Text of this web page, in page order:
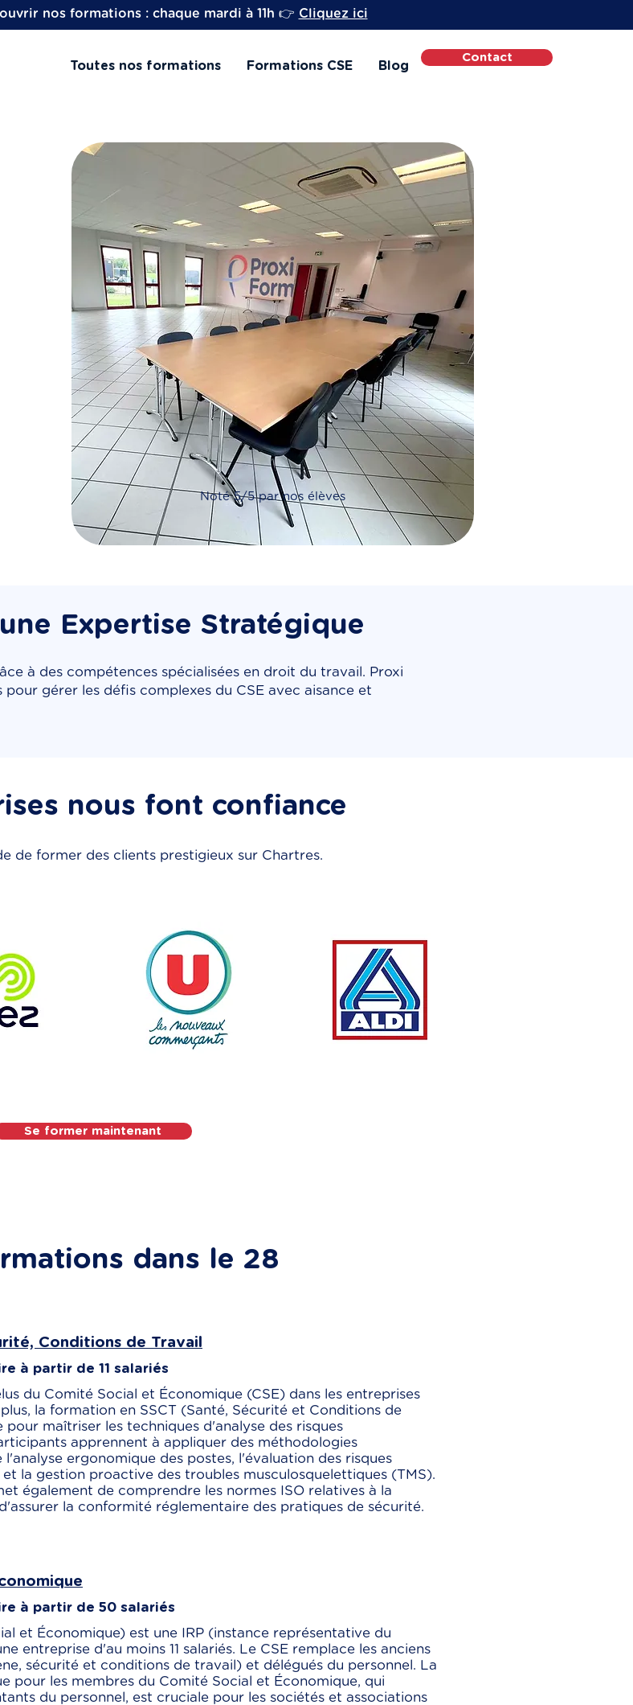
nos formations : chaque mardi à 11h 👉 Cliquez ici
Toutes nos formations Formations CSE Blog
Contact
Noté 5/5 par nos élèves
Expertise Stratégique
à des compétences spécialisées en droit du travail. Proxi
gérer les défis complexes du CSE avec aisance et
nous font confiance
de former des clients prestigieux sur Chartres.
Se former maintenant
dans le 28
Conditions de Travail
à partir de 11 salariés
du Comité Social et Économique (CSE) dans les entreprises
la formation en SSCT (Santé, Sécurité et Conditions de
pour maîtriser les techniques d'analyse des risques
apprennent à appliquer des méthodologies
l'analyse ergonomique des postes, l'évaluation des risques
et la gestion proactive des troubles musculosquelettiques (TMS).
également de comprendre les normes ISO relatives à la
la conformité réglementaire des pratiques de sécurité.
à partir de 50 salariés
et Économique) est une IRP (instance représentative du
entreprise d'au moins 11 salariés. Le CSE remplace les anciens
sécurité et conditions de travail) et délégués du personnel. La
pour les membres du Comité Social et Économique, qui
du personnel, est cruciale pour les sociétés et associations